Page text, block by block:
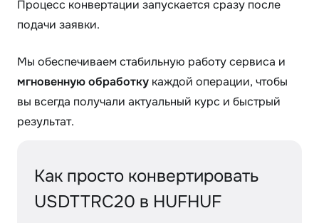
Процесс конвертации запускается сразу после
подачи заявки.
Мы обеспечиваем стабильную работу сервиса и
мгновенную обработку каждой операции, чтобы
вы всегда получали актуальный курс и быстрый
результат.
Как просто конвертировать
USDTTRC20 в HUFHUF